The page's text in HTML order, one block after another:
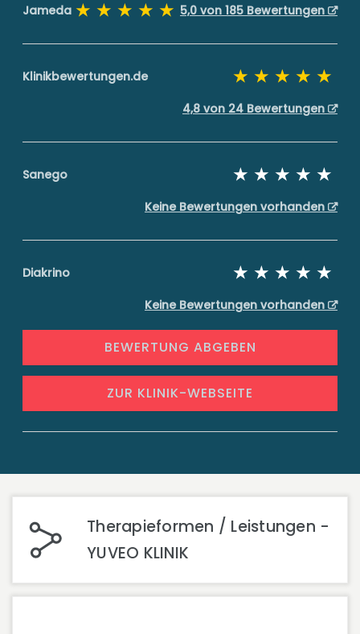
Jameda 5,0 von 185 Bewertungen
Klinikbewertungen.de
4,8 von 24 Bewertungen
Sanego
Keine Bewertungen vorhanden
Diakrino
Keine Bewertungen vorhanden
BEWERTUNG ABGEBEN
ZUR KLINIK-WEBSEITE
Therapieformen / Leistungen -
YUVEO KLINIK